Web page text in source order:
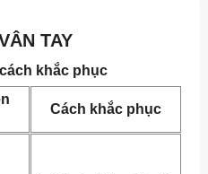
TAY
khắc phục
Cách khắc phục